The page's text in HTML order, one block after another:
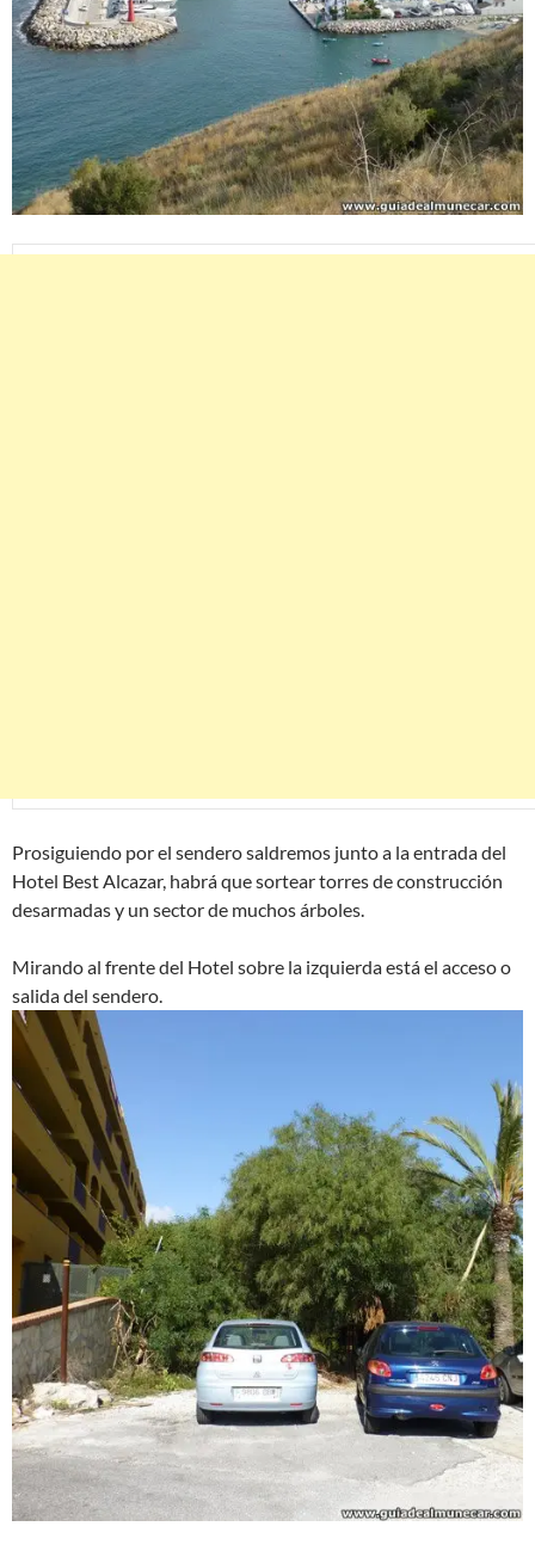
Prosiguiendo por el sendero saldremos junto a la entrada del
Hotel Best Alcazar, habrá que sortear torres de construcción
desarmadas y un sector de muchos árboles.
Mirando al frente del Hotel sobre la izquierda está el acceso o
salida del sendero.